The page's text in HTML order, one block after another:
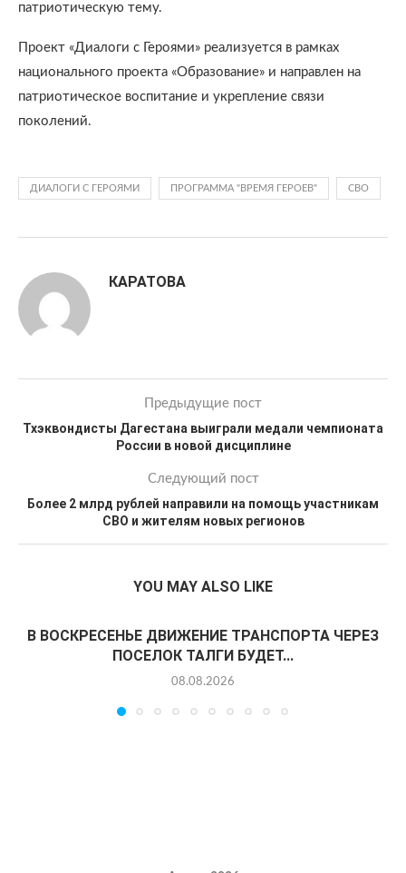
патриотическую тему.
Проект «Диалоги с Героями» реализуется в рамках
национального проекта «Образование» и направлен на
патриотическое воспитание и укрепление связи
поколений.
ДИАЛОГИ С ГЕРОЯМИ ПРОГРАММА "ВРЕМЯ ГЕРОЕВ" СВО
КАРАТОВА
Предыдущие пост
Тхэквондисты Дагестана выиграли медали чемпионата
России в новой дисциплине
Следующий пост
Более 2 млрд рублей направили на помощь участникам
СВО и жителям новых регионов
YOU MAY ALSO LIKE
В ВОСКРЕСЕНЬЕ ДВИЖЕНИЕ ТРАНСПОРТА ЧЕРЕЗ
ПОСЕЛОК ТАЛГИ БУДЕТ...
08.08.2026